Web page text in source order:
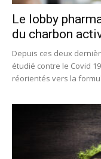
Le lobby
du charbon
Depuis ces deux
étudié contre le Covid
réorientés vers la